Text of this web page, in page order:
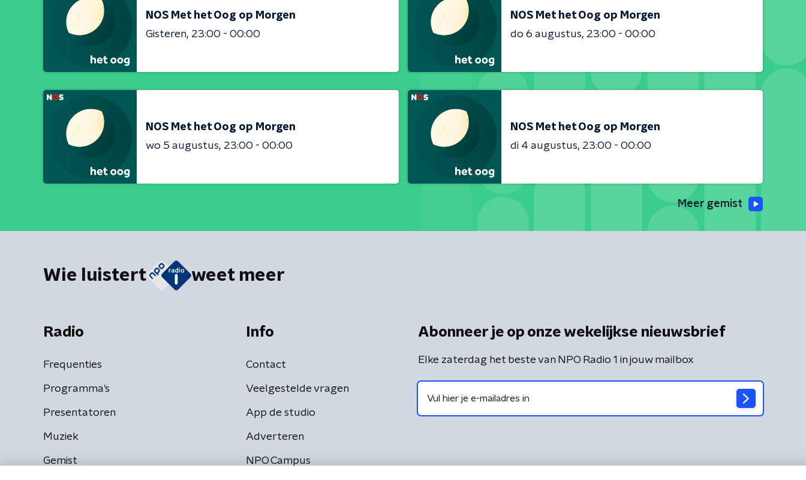
NOS Met het Oog op Morgen
Gisteren 23:00 - 00:00
NOS Met het Oog op Morgen
do 6 augustus 23:00 - 00:00
NOS Met het Oog op Morgen
wo 5 augustus 23:00 - 00:00
NOS Met het Oog op Morgen
di 4 augustus 23:00 - 00:00
Meer gemist
Wie luistert weet meer
Radio
Frequenties
Programma's
Presentatoren
Muziek
Gemist
Info
Contact
Veelgestelde vragen
App de studio
Adverteren
NPO Campus
Abonneer je op onze wekelijkse nieuwsbrief
Elke zaterdag het beste van NPO Radio 1 in jouw mailbox